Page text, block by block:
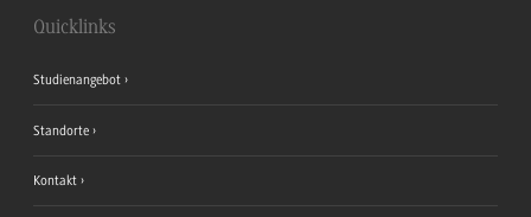
Quicklinks
Studienangebot
Standorte
Kontakt